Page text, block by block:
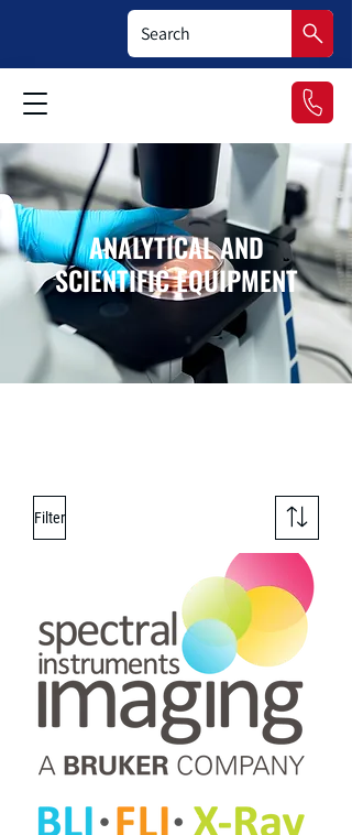
ANALYTICAL AND
SCIENTIFIC EQUIPMENT
Filter